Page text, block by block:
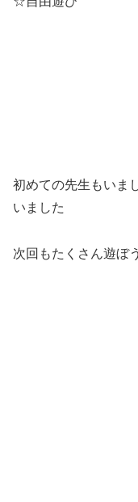
初めての先生もいま
いました
次回もたくさん遊ぼ